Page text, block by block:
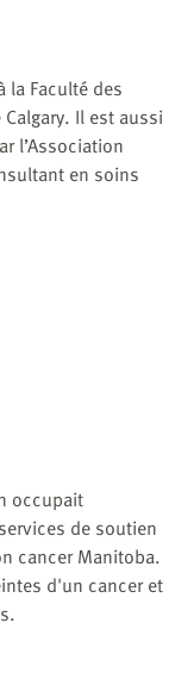
la Faculté des
Il est aussi
l’Association
en soins
occupait
de soutien
cancer Manitoba.
d'un cancer et